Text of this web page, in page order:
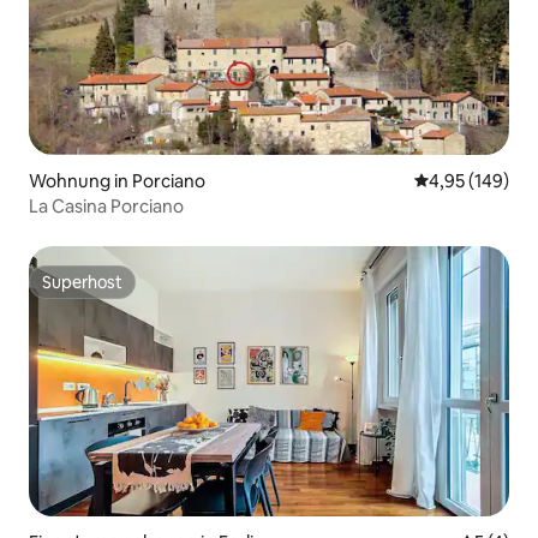
Wohnung in Porciano
4,95 (149)
La Casina Porciano
Superhost
Superhost